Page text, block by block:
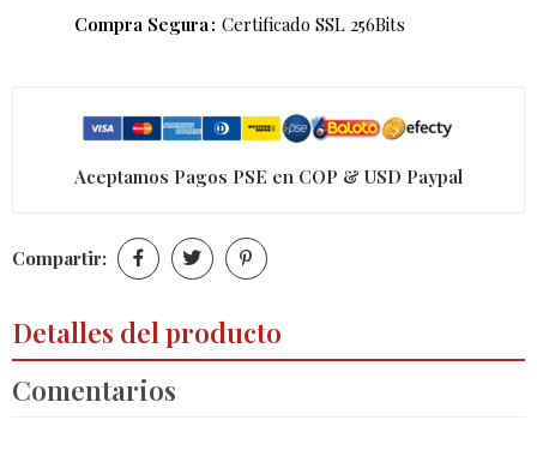
Compra Segura Certificado SSL 256Bits
Aceptamos Pagos PSE en COP & USD Paypal
Compartir:
Detalles del producto
Comentarios